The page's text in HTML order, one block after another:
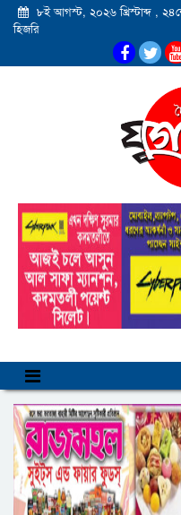
৮ই আগস্ট, ২০২৬ খ্রিস্টাব্দ ,
হিজরি